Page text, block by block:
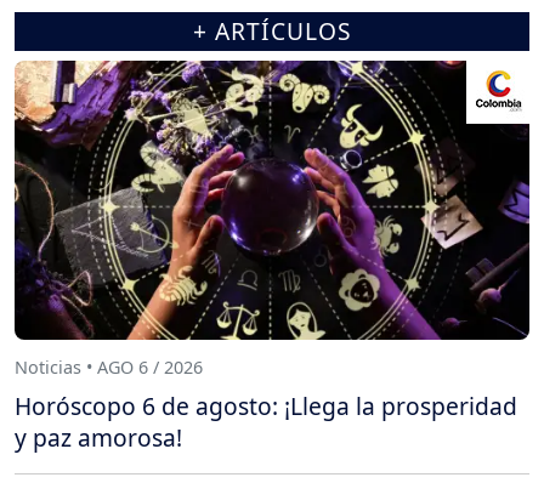
+ ARTÍCULOS
Noticias • AGO 6 / 2026
Horóscopo 6 de agosto: ¡Llega la prosperidad
y paz amorosa!